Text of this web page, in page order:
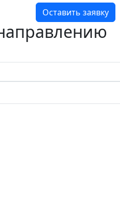
Оставить заявку